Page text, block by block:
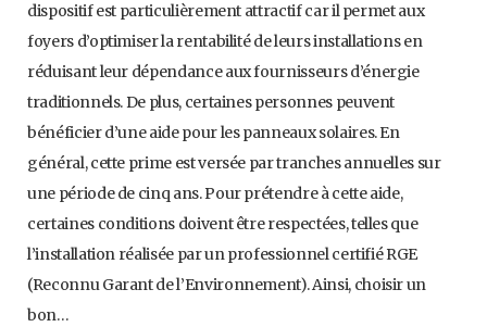
dispositif est particulièrement attractif car il permet aux
foyers d’optimiser la rentabilité de leurs installations en
réduisant leur dépendance aux fournisseurs d’énergie
traditionnels. De plus, certaines personnes peuvent
bénéficier d’une aide pour les panneaux solaires. En
général, cette prime est versée par tranches annuelles sur
une période de cinq ans. Pour prétendre à cette aide,
certaines conditions doivent être respectées, telles que
l’installation réalisée par un professionnel certifié RGE
(Reconnu Garant de l’Environnement). Ainsi, choisir un
bon…